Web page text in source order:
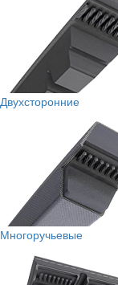
Двухсторонние
Многоручьевые